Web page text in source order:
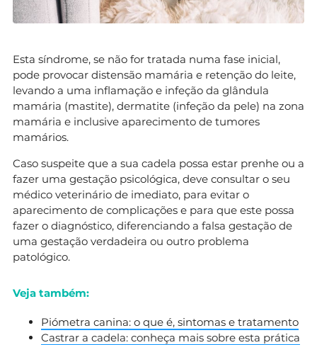
Esta síndrome, se não for tratada numa fase inicial,
pode provocar distensão mamária e retenção do leite,
levando a uma inflamação e infeção da glândula
mamária (mastite), dermatite (infeção da pele) na zona
mamária e inclusive aparecimento de tumores
mamários.
Caso suspeite que a sua cadela possa estar prenhe ou a
fazer uma gestação psicológica, deve consultar o seu
médico veterinário de imediato, para evitar o
aparecimento de complicações e para que este possa
fazer o diagnóstico, diferenciando a falsa gestação de
uma gestação verdadeira ou outro problema
patológico.
Veja também:
Piómetra canina: o que é, sintomas e tratamento
Castrar a cadela: conheça mais sobre esta prática